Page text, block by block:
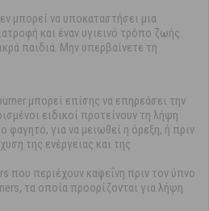
μπορεί να υποκαταστήσει μια
και έναν υγιεινό τρόπο ζωής.
παιδιά. Μην υπερβαίνετε τη
μπορεί επίσης να επηρεάσει την
ειδικοί προτείνουν τη λήψη
φαγητό, για να μειωθεί η όρεξη, ή πριν
της ενέργειας και της
που περιέχουν καφεΐνη πριν τον ύπνο
τα οποία προορίζονται για λήψη